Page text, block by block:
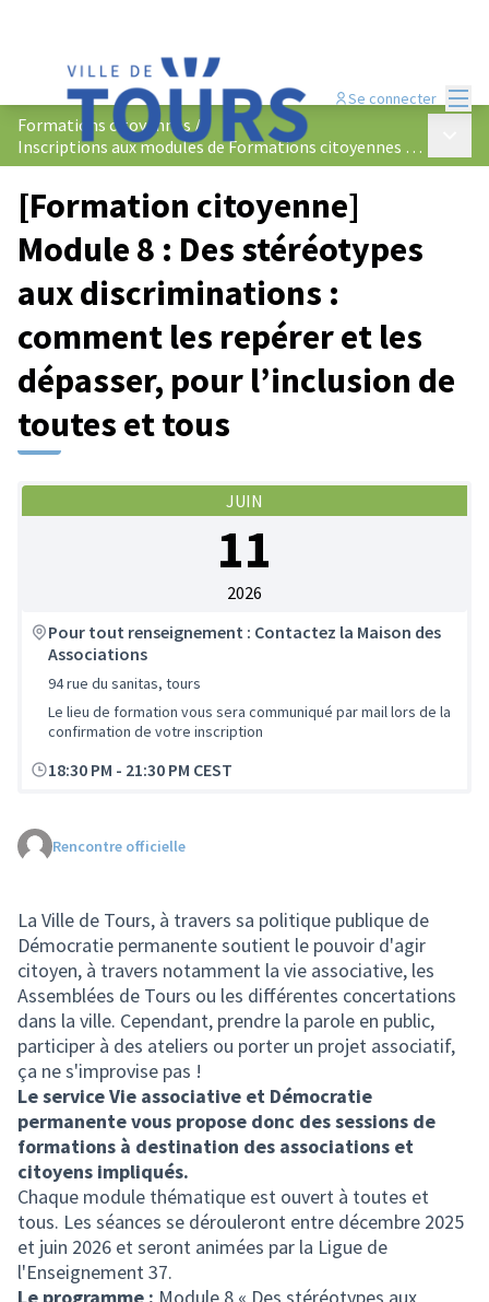
Se connecter
Formations citoyennes /
Inscriptions aux modules de Formations citoyennes 2025-2026
[Formation citoyenne]
Module 8 : Des stéréotypes
aux discriminations :
comment les repérer et les
dépasser, pour l’inclusion de
toutes et tous
JUIN
11
2026
Pour tout renseignement : Contactez la Maison des
Associations
94 rue du sanitas, tours
Le lieu de formation vous sera communiqué par mail lors de la
confirmation de votre inscription
18:30 PM - 21:30 PM CEST
Rencontre officielle
La Ville de Tours, à travers sa politique publique de
Démocratie permanente soutient le pouvoir d'agir
citoyen, à travers notamment la vie associative, les
Assemblées de Tours ou les différentes concertations
dans la ville. Cependant, prendre la parole en public,
participer à des ateliers ou porter un projet associatif,
ça ne s'improvise pas !
Le service Vie associative et Démocratie
permanente vous propose donc des sessions de
formations à destination des associations et
citoyens impliqués.
Chaque module thématique est ouvert à toutes et
tous. Les séances se dérouleront entre décembre 2025
et juin 2026 et seront animées par la Ligue de
l'Enseignement 37.